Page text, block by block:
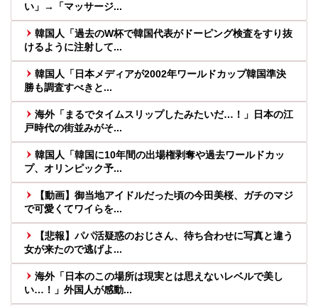
い」→「マッサージ...
韓国人「過去のW杯で韓国代表がドーピング検査をすり抜
けるように注射して...
韓国人「日本メディアが2002年ワールドカップ韓国準決
勝も調査すべきと...
海外「まるでタイムスリップしたみたいだ…！」日本の江
戸時代の街並みがそ...
韓国人「韓国に10年間の出場権剥奪や過去ワールドカッ
プ、オリンピック予...
【動画】御当地アイドルだった頃の今田美桜、ガチのマジ
で可愛くてワイらを...
【悲報】パパ活疑惑のおじさん、待ち合わせに写真と違う
女が来たので逃げよ...
海外「日本のこの場所は現実とは思えないレベルで美し
い…！」外国人が感動...